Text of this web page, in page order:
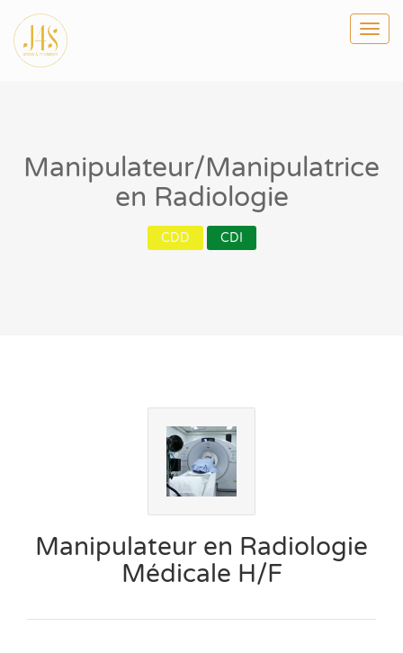
Manipulateur/Manipulatrice
en Radiologie
CDD CDI
Manipulateur en Radiologie
Médicale H/F